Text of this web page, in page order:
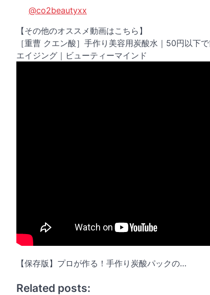
@co2beautyxx
【その他のオススメ動画はこちら】
［重曹 クエン酸］手作り美容用炭酸水｜50円以
エイジング｜ビューティーマインド
【保存版】プロが作る！手作り炭酸パックの…
Related posts: